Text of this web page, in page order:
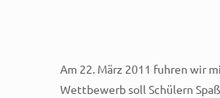
Am 22. März 2011 fuhren wir
Wettbewerb soll Schülern